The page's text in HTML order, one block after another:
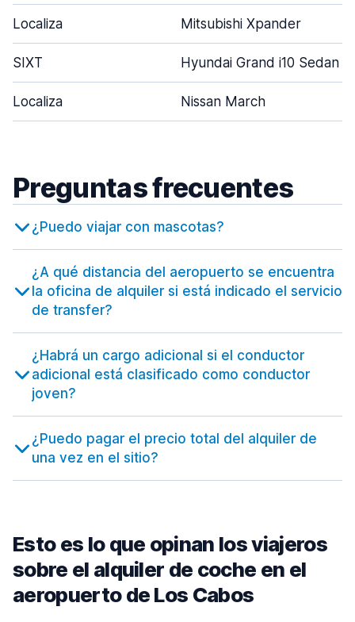
Localiza Mitsubishi Xpander
SIXT Hyundai Grand i10 Sedan
Localiza Nissan March
Preguntas frecuentes
¿Puedo viajar con mascotas?
¿A qué distancia del aeropuerto se encuentra
la oficina de alquiler si está indicado el servicio
de transfer?
¿Habrá un cargo adicional si el conductor
adicional está clasificado como conductor
joven?
¿Puedo pagar el precio total del alquiler de
una vez en el sitio?
Esto es lo que opinan los viajeros
sobre el alquiler de coche en el
aeropuerto de Los Cabos